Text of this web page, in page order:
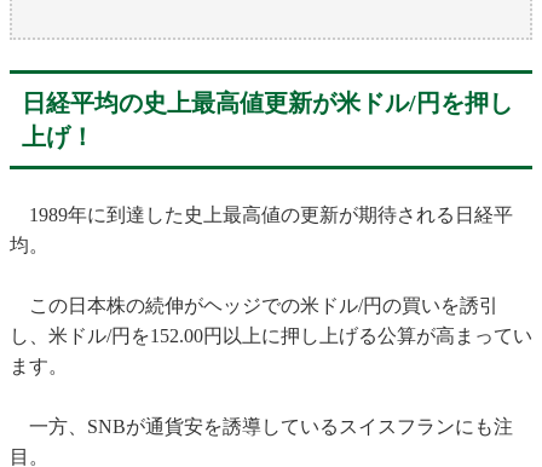
日経平均の史上最高値更新が米ドル/円を押し
上げ！
1989年に到達した史上最高値の更新が期待される日経平
均。
この日本株の続伸がヘッジでの米ドル/円の買いを誘引
し、米ドル/円を152.00円以上に押し上げる公算が高まってい
ます。
一方、SNBが通貨安を誘導しているスイスフランにも注
目。